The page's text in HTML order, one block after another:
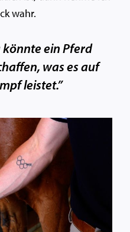
wahr.
ein Pferd
was es auf
leistet.”